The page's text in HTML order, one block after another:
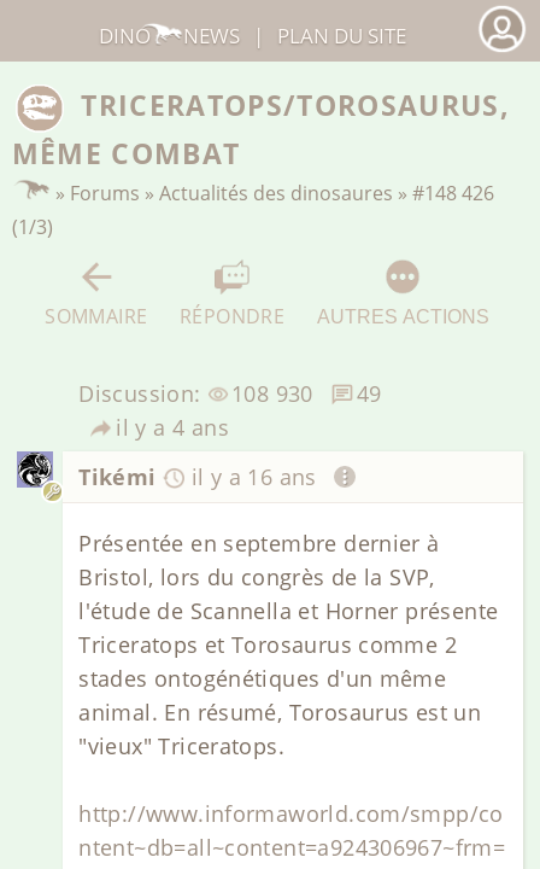
TRICERATOPS/TOROSAURUS,
MÊME COMBAT
» Forums »Actualités des dinosaures »#148 426
(1/3)
SOMMAIRE RÉPONDRE AUTRES ACTIONS
Discussion: 108 930
49
il y a 4 ans
Tikémi
il y a 16 ans
Présentée en septembre dernier à
Bristol, lors du congrès de la SVP,
l'étude de Scannella et Horner présente
Triceratops et Torosaurus comme 2
stades ontogénétiques d'un même
animal. En résumé, Torosaurus est un
"vieux" Triceratops.
http://www.informaworld.com/smpp/co
ntent~db=all~content=a924306967~frm=
DINO NEWS | PLAN DU SITE